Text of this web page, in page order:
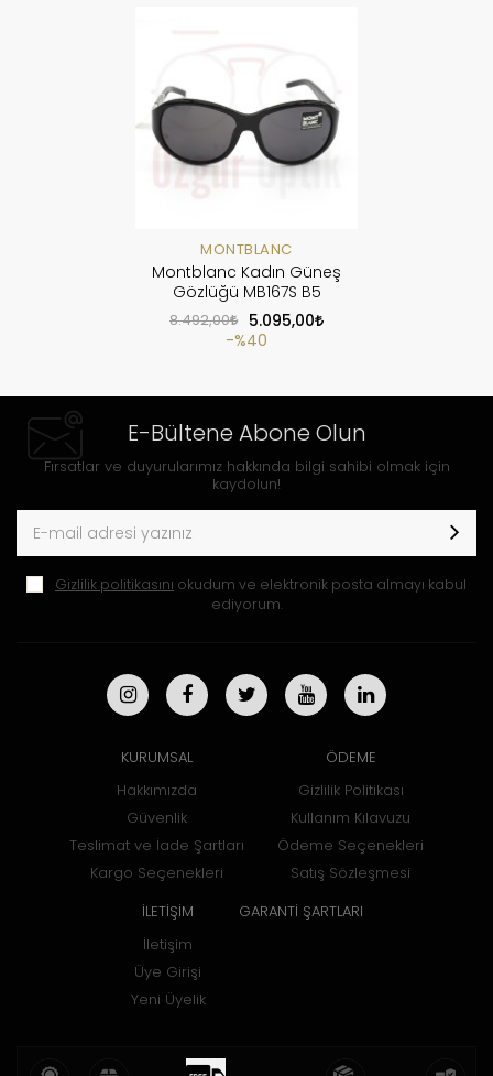
MONTBLANC
Montblanc Kadın Güneş
Gözlüğü MB167S B5
8.492,00
5.095,00
%40
E-Bültene Abone Olun
Fırsatlar ve duyurularımız hakkında bilgi sahibi olmak için
kaydolun!
Gizlilik politikasını okudum ve elektronik posta almayı kabul
ediyorum.
KURUMSAL
Hakkımızda
Güvenlik
Teslimat ve İade Şartları
Kargo Seçenekleri
ÖDEME
Gizlilik Politikası
Kullanım Kılavuzu
Ödeme Seçenekleri
Satış Sözleşmesi
İLETİŞİM
İletişim
Üye Girişi
Yeni Üyelik
GARANTİ ŞARTLARI